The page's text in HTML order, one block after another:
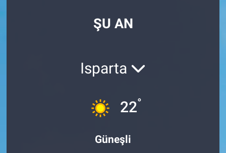
ŞU AN
Isparta
22°
Güneşli